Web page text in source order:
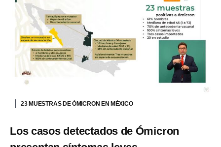
23 MUESTRAS DE ÓMICRON EN MÉXICO
Los casos detectados de Ómicron